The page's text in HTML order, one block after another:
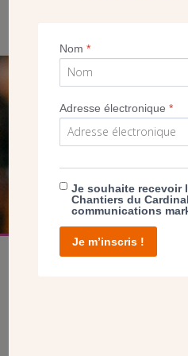
SEUL VOTRE DON
NOUS PERMET
FAIRE
Nom*
Adresse électronique*
Je souhaite recevoir
Chantiers du
communications
Je m’inscris !